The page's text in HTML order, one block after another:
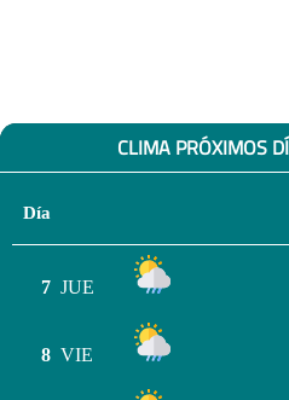
CLIMA PRÓXIMOS
Día
7 JUE
8 VIE